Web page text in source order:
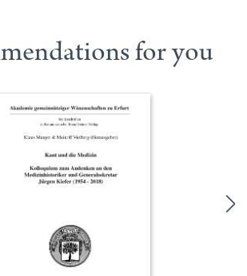
for you